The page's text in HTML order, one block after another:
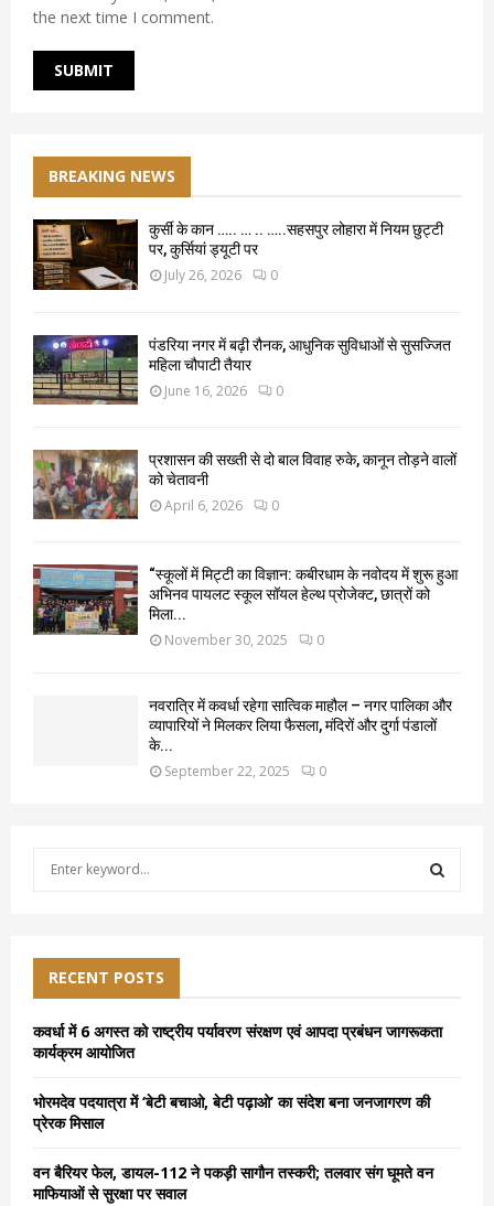
the next time I comment.
BREAKING NEWS
कुर्सी के कान ….. … .. …..सहसपुर लोहारा में नियम छुट्टी
पर, कुर्सियां ड्यूटी पर
July 26, 2026 0
पंडरिया नगर में बढ़ी रौनक, आधुनिक सुविधाओं से सुसज्जित
महिला चौपाटी तैयार
June 16, 2026 0
प्रशासन की सख्ती से दो बाल विवाह रुके, कानून तोड़ने वालों
को चेतावनी
April 6, 2026 0
“स्कूलों में मिट्टी का विज्ञान: कबीरधाम के नवोदय में शुरू हुआ
अभिनव पायलट स्कूल सॉयल हेल्थ प्रोजेक्ट, छात्रों को
मिला...
November 30, 2025 0
नवरात्रि में कवर्धा रहेगा सात्विक माहौल – नगर पालिका और
व्यापारियों ने मिलकर लिया फैसला, मंदिरों और दुर्गा पंडालों
के...
September 22, 2025 0
f
o
r
RECENT POSTS
कवर्धा में 6 अगस्त को राष्ट्रीय पर्यावरण संरक्षण एवं आपदा प्रबंधन जागरूकता
कार्यक्रम आयोजित
भोरमदेव पदयात्रा में ‘बेटी बचाओ, बेटी पढ़ाओ’ का संदेश बना जनजागरण की
प्रेरक मिसाल
वन बैरियर फेल, डायल-112 ने पकड़ी सागौन तस्करी; तलवार संग घूमते वन
माफियाओं से सुरक्षा पर सवाल